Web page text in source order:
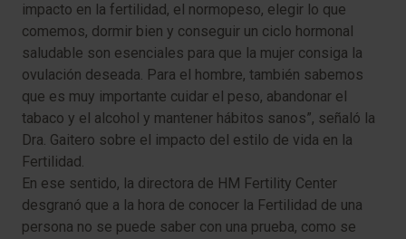
impacto en la fertilidad, el normopeso, elegir lo que
comemos, dormir bien y conseguir un ciclo hormonal
saludable son esenciales para que la mujer consiga la
ovulación deseada. Para el hombre, también sabemos
que es muy importante cuidar el peso, abandonar el
tabaco y el alcohol y mantener hábitos sanos”, señaló la
Dra. Gaitero sobre el impacto del estilo de vida en la
Fertilidad.
En ese sentido, la directora de HM Fertility Center
desgranó que a la hora de conocer la Fertilidad de una
persona no se puede saber con una prueba, como se